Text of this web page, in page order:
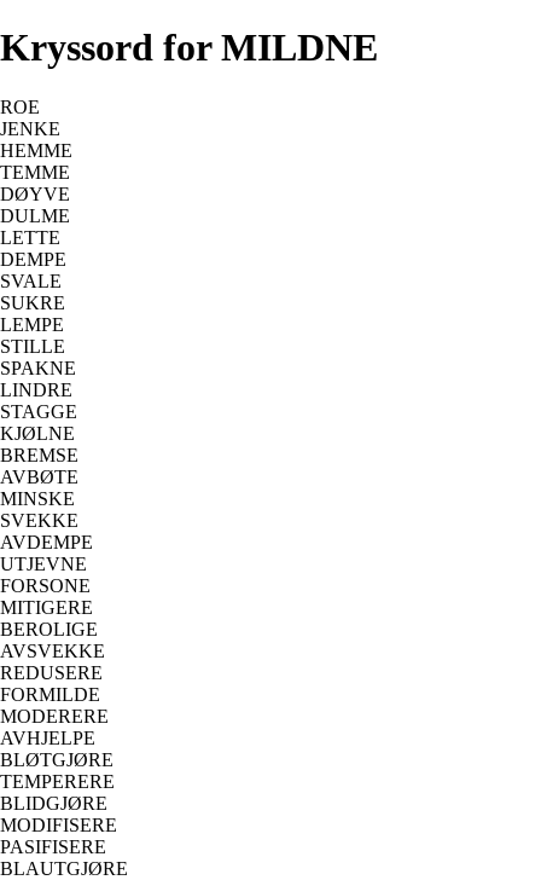
Kryssord for MILDNE
ROE
JENKE
HEMME
TEMME
DØYVE
DULME
LETTE
DEMPE
SVALE
SUKRE
LEMPE
STILLE
SPAKNE
LINDRE
STAGGE
KJØLNE
BREMSE
AVBØTE
MINSKE
SVEKKE
AVDEMPE
UTJEVNE
FORSONE
MITIGERE
BEROLIGE
AVSVEKKE
REDUSERE
FORMILDE
MODERERE
AVHJELPE
BLØTGJØRE
TEMPERERE
BLIDGJØRE
MODIFISERE
PASIFISERE
BLAUTGJØRE